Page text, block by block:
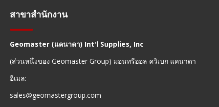
สาขาสำนักงาน
Geomaster (แคนาดา) Int'l Supplies, Inc
(ส่วนหนึ่งของ Geomaster Group) มอนทรีออล ควิเบก แคนาดา
อีเมล:
sales@geomastergroup.com